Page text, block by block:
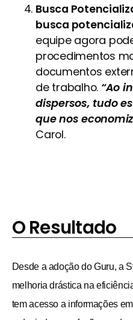
Busca
busca
equipe agora
procedimentos
documentos
de trabalho. “Ao
dispersos, tudo
que nos
Carol.
O Resultado
Desde a adoção do Guru, a
melhoria drástica na
tem acesso a informações